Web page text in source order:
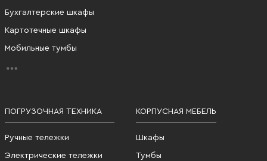
Бухгалтерские шкафы
Картотечные шкафы
Мобильные тумбы
ПОГРУЗОЧНАЯ ТЕХНИКА
Ручные тележки
Электрические тележки
КОРПУСНАЯ МЕБЕЛЬ
Шкафы
Тумбы